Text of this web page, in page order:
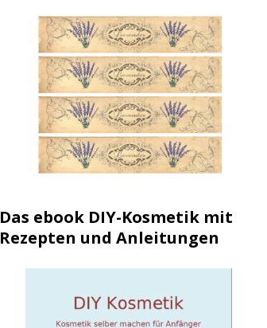
Das ebook DIY-Kosmetik mit
Rezepten und Anleitungen